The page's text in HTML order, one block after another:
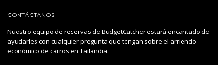
CONTÁCTANOS
Nuestro equipo de reservas de BudgetCatcher estará encantado de
ayudarles con cualquier pregunta que tengan sobre el arriendo
económico de carros en Tailandia.